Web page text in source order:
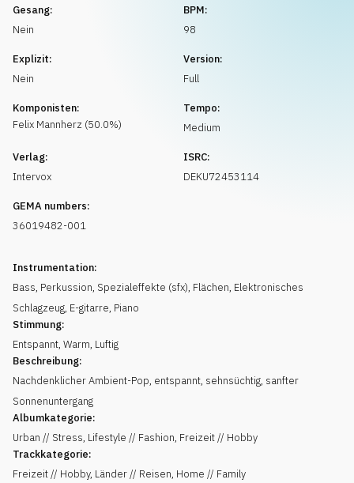
Gesang:
Nein
BPM:
98
Explizit:
Nein
Version:
Full
Komponisten:
Felix Mannherz (50.0%)
Tempo:
Medium
Verlag:
Intervox
ISRC:
DEKU72453114
GEMA numbers:
36019482-001
Instrumentation:
Bass, Perkussion, Spezialeffekte (sfx), Flächen, Elektronisches
Schlagzeug, E-gitarre, Piano
Stimmung:
Entspannt, Warm, Luftig
Beschreibung:
Nachdenklicher Ambient-Pop, entspannt, sehnsüchtig, sanfter
Sonnenuntergang
Albumkategorie:
Urban // Stress, Lifestyle // Fashion, Freizeit // Hobby
Trackkategorie:
Freizeit // Hobby, Länder // Reisen, Home // Family